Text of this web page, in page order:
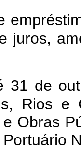
juros,
31 de
Rios e
Obras